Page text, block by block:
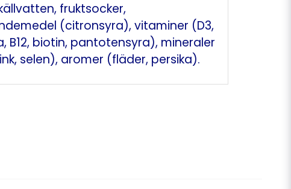
fruktsocker,
(citronsyra), vitaminer (D3,
B12, biotin, pantotensyra), mineraler
selen), aromer (fläder, persika).